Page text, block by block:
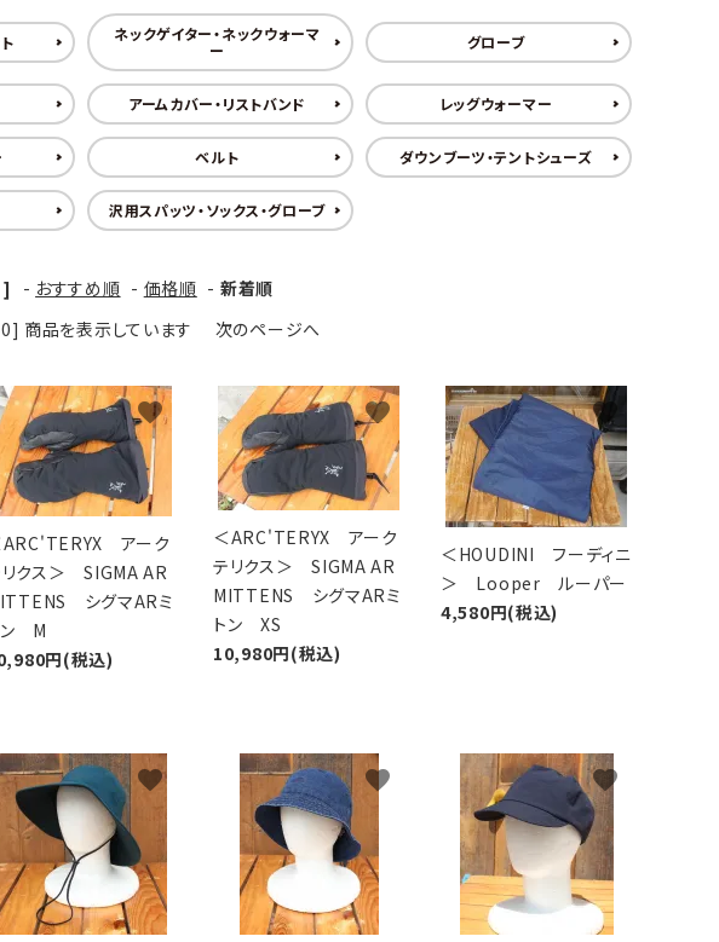
ズ
士山いくならこの装備
本気の登山用品
春・夏に向けたアウトドアグ
ズ
期・雪山に向けたウェア・
ア
テント泊山行に向けたギ
登りに向けたウェア・ギ
ア！
レイルラン向けウェア・ギ
ャンプに向けたギア！
ヴィンテージなアイテム
ウルトラライト系
リバースポーツ
ミリタリーライン・ミリタリー
20,000円～
ネックゲイター・ネックウォーマ
ー
グローブ
アームカバー・リストバンド レッグウォーマー
ベルト ダウンブーツ・テントシューズ
沢用スパッツ・ソックス・グローブ
- おすすめ順 - 価格順 - 新着順
商品を表示しています
次のページへ
ARC'TERYX アーク
クス＞ SIGMA AR
シグマARミ
ン M
円(税込)
favorite
＜ARC'TERYX アーク
テリクス＞ SIGMA AR
MITTENS シグマARミ
トン XS
10,980円(税込)
favorite
＜HOUDINI フーディニ
＞ Looper ルーパー
4,580円(税込)
favorite
favorite favorite favorite